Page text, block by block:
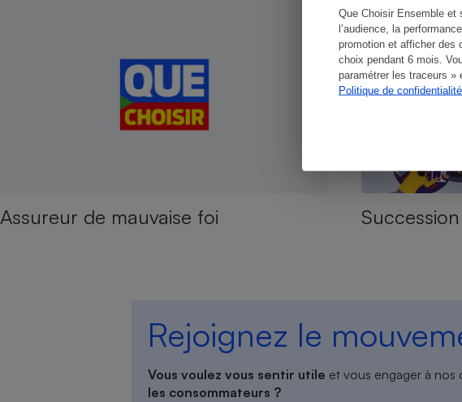
Que Choisir Ensemble et
l’audience, la
promotion et afficher des
choix pendant 6 mois.
paramétrer les traceurs »
Politique de
Assureur de mauvaise foi
Rejoignez le
Vous voulez vous sentir utile et vous engager à nos
les consommateurs ?
Cafetière à expressos